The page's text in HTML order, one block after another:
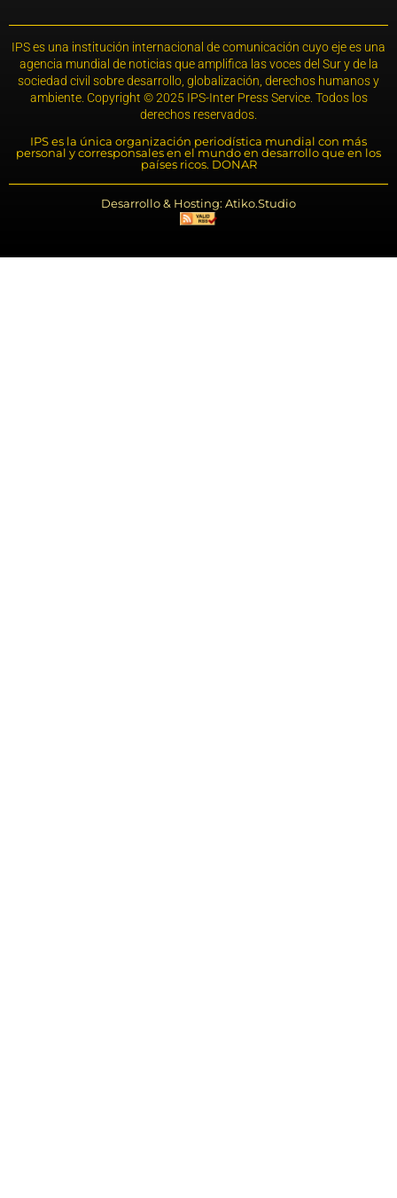
IPS es una institución internacional de comunicación cuyo eje es una
agencia mundial de noticias que amplifica las voces del Sur y de la
sociedad civil sobre desarrollo, globalización, derechos humanos y
ambiente. Copyright © 2025 IPS-Inter Press Service. Todos los
derechos reservados.
IPS es la única organización periodística mundial con más
personal y corresponsales en el mundo en desarrollo que en los
países ricos. DONAR
Desarrollo & Hosting: Atiko.Studio